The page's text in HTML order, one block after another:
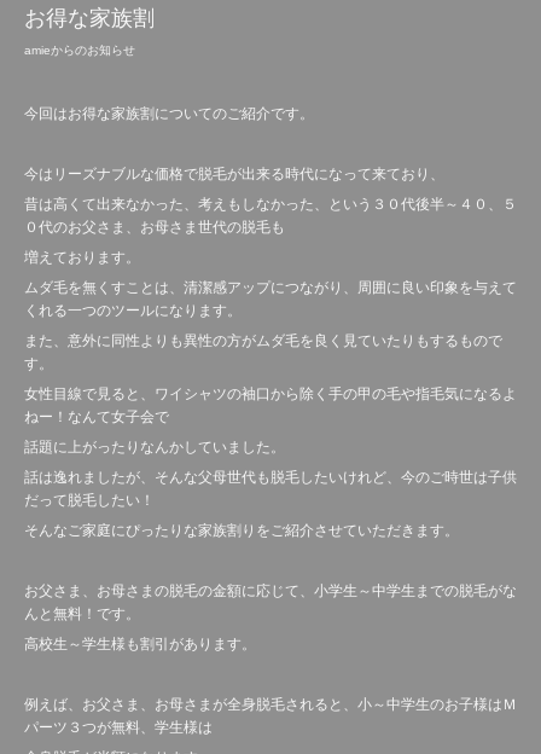
お得な家族割
amieからのお知らせ
今回はお得な家族割についてのご紹介です。
今はリーズナブルな価格で脱毛が出来る時代になって来ており、
昔は高くて出来なかった、考えもしなかった、という３０代後半～４０、５
０代のお父さま、お母さま世代の脱毛も
増えております。
ムダ毛を無くすことは、清潔感アップにつながり、周囲に良い印象を与えて
くれる一つのツールになります。
また、意外に同性よりも異性の方がムダ毛を良く見ていたりもするもので
す。
女性目線で見ると、ワイシャツの袖口から除く手の甲の毛や指毛気になるよ
ねー！なんて女子会で
話題に上がったりなんかしていました。
話は逸れましたが、そんな父母世代も脱毛したいけれど、今のご時世は子供
だって脱毛したい！
そんなご家庭にぴったりな家族割りをご紹介させていただきます。
お父さま、お母さまの脱毛の金額に応じて、小学生～中学生までの脱毛がな
んと無料！です。
高校生～学生様も割引があります。
例えば、お父さま、お母さまが全身脱毛されると、小～中学生のお子様はＭ
パーツ３つが無料、学生様は